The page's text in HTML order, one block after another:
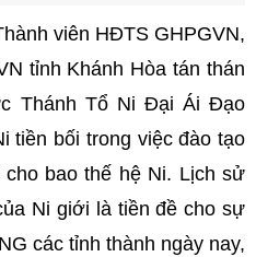
viên HĐTS GHPGVN,
tỉnh Khánh Hòa tán thán
Thánh Tổ Ni Đại Ái Đạo
tiền bối trong việc đào tạo
bao thế hệ Ni. Lịch sử
Ni giới là tiền đề cho sự
các tỉnh thành ngày nay,